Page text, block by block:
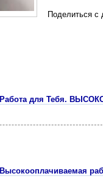
Поделиться с
Работа для Тебя.
Высокооплачиваемая